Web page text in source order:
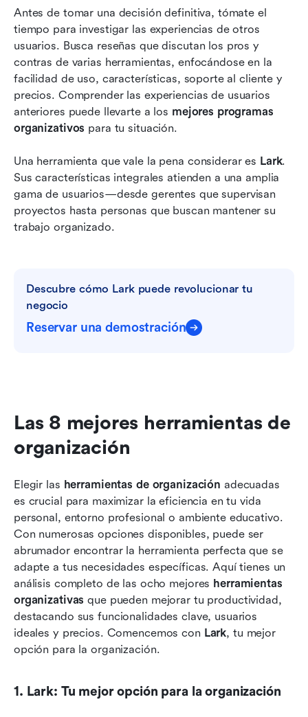
Antes de tomar una decisión definitiva, tómate el
tiempo para investigar las experiencias de otros
usuarios. Busca reseñas que discutan los pros y
contras de varias herramientas, enfocándose en la
facilidad de uso, características, soporte al cliente y
precios. Comprender las experiencias de usuarios
anteriores puede llevarte a los mejores programas
organizativos para tu situación.
Una herramienta que vale la pena considerar es Lark.
Sus características integrales atienden a una amplia
gama de usuarios—desde gerentes que supervisan
proyectos hasta personas que buscan mantener su
trabajo organizado.
Descubre cómo Lark puede revolucionar tu
negocio
Reservar una demostración
Las 8 mejores herramientas de
organización
Elegir las herramientas de organización adecuadas
es crucial para maximizar la eficiencia en tu vida
personal, entorno profesional o ambiente educativo.
Con numerosas opciones disponibles, puede ser
abrumador encontrar la herramienta perfecta que se
adapte a tus necesidades específicas. Aquí tienes un
análisis completo de las ocho mejores herramientas
organizativas que pueden mejorar tu productividad,
destacando sus funcionalidades clave, usuarios
ideales y precios. Comencemos con Lark, tu mejor
opción para la organización.
1. Lark: Tu mejor opción para la organización